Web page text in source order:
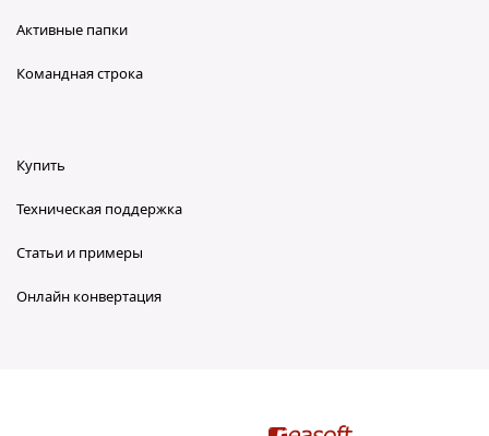
Активные папки
Командная строка
Купить
Техническая поддержка
Статьи и примеры
Онлайн конвертация